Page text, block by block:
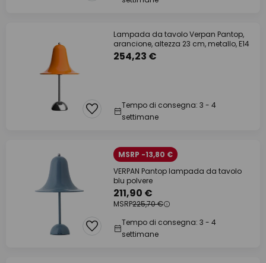
Lampada da tavolo Verpan Pantop,
arancione, altezza 23 cm, metallo, E14
254,23 €
Tempo di consegna: 3 - 4
settimane
MSRP -13,80 €
VERPAN Pantop lampada da tavolo
blu polvere
211,90 €
MSRP225,70 €
Tempo di consegna: 3 - 4
settimane